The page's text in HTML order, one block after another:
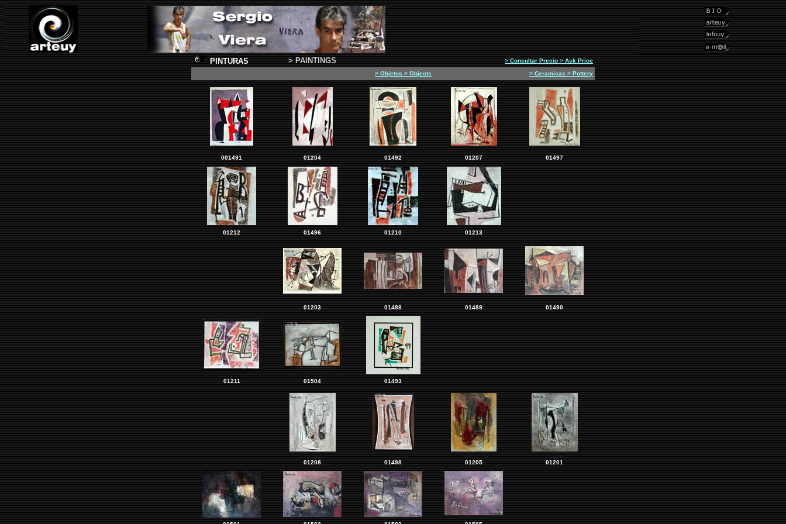
PINTURAS > PAINTINGS
> Consultar Precio > Ask Price
> Objetos > Objects
> Ceramicas > Pottery
001491 01204 01492 01207 01497
01212 01496 01210 01213
01203 01488 01489 01490
01211 01504 01493
01208 01498 01205 01201